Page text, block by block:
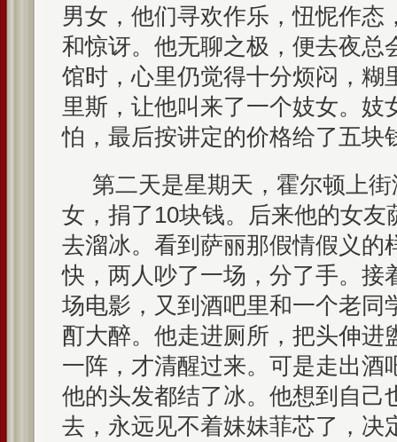
男女，他们寻欢作乐，忸怩作态
和惊讶。他无聊之极，便去夜总
馆时，心里仍觉得十分烦闷，糊
里斯，让他叫来了一个妓女。妓
怕，最后按讲定的价格给了五块
第二天是星期天，霍尔顿上
女，捐了10块钱。后来他的女友
去溜冰。看到萨丽那假情假义的
快，两人吵了一场，分了手。接
场电影，又到酒吧里和一个老同
酊大醉。他走进厕所，把头伸进
一阵，才清醒过来。可是走出酒
他的头发都结了冰。他想到自己
去，永远见不着妹妹菲芯了，决